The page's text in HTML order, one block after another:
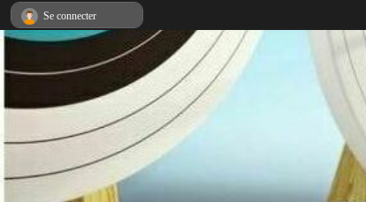
Se connecter
Panneau de gestion des cookies